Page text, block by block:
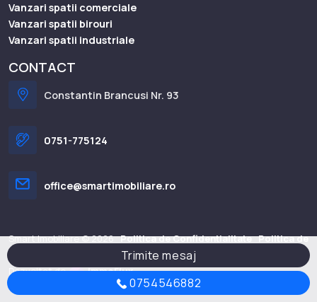
Trimite mesaj
0754546882
Vanzari spatii comerciale
Vanzari spatii birouri
Vanzari spatii industriale
CONTACT
Constantin Brancusi Nr. 93
0751-775124
office@smartimobiliare.ro
Smart Imobiliare © 2026Politica de Confidentialitate Politica de
Dezvoltat de
ImmoFlux